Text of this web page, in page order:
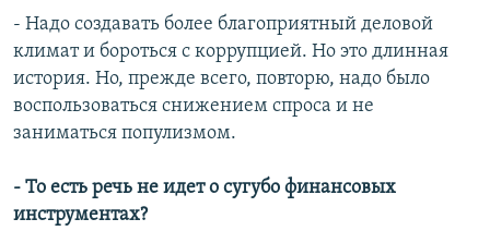
- Надо создавать более благоприятный деловой
климат и бороться с коррупцией. Но это длинная
история. Но, прежде всего, повторю, надо было
воспользоваться снижением спроса и не
заниматься популизмом.
- То есть речь не идет о сугубо финансовых
инструментах?